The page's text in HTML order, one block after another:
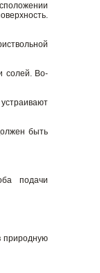
солей. Во-
быть
подачи
природную